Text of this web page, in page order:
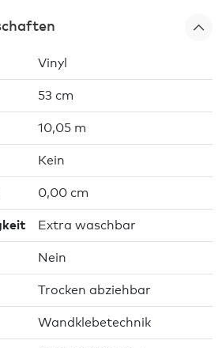
Vinyl
53 cm
10,05 m
Kein
0,00 cm
Extra waschbar
Nein
Trocken abziehbar
Wandklebetechnik